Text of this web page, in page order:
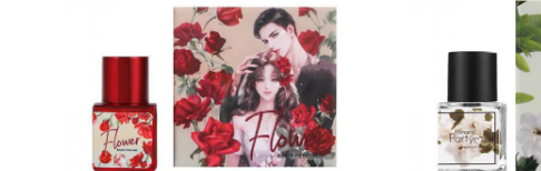
Thương hiệu uy tín Foellie – sự lựa chọn của
Đánh giá khách hàng 🌟